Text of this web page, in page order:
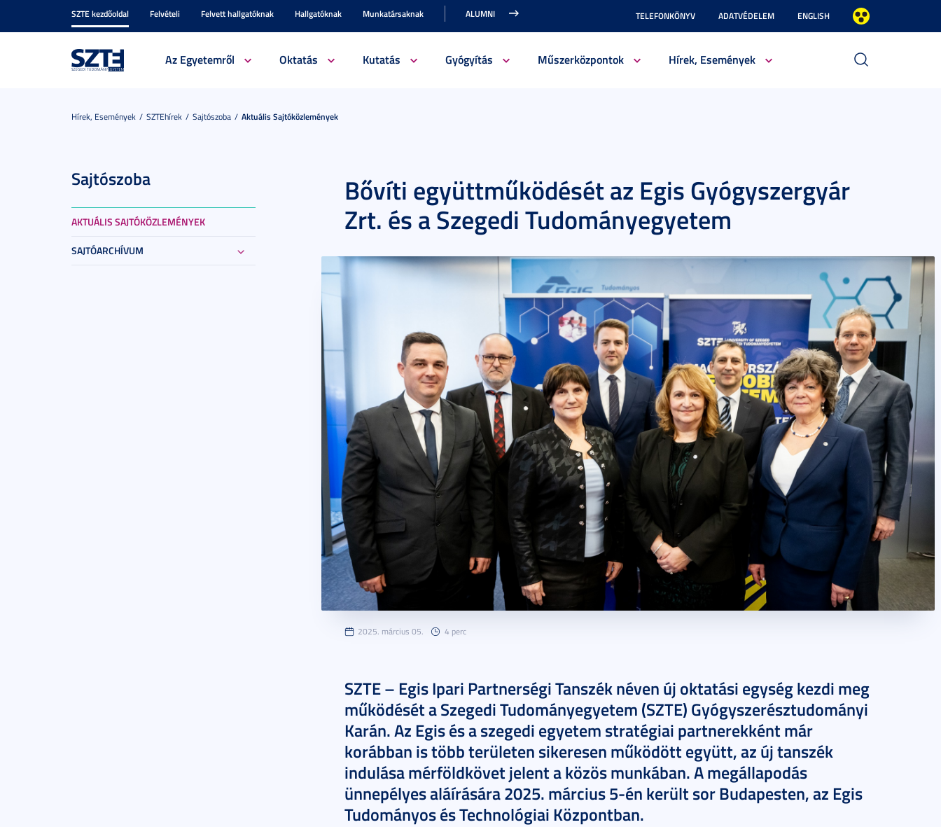
SZTE kezdőoldal Felvételi Felvett hallgatóknak Hallgatóknak Munkatársaknak ALUMNI TELEFONKÖNYV ADATVÉDELEM ENGLISH
Az Egyetemről Oktatás Kutatás Gyógyítás Műszerközpontok Hírek, Események
Hírek, Események SZTEhírek Sajtószoba Aktuális Sajtóközlemények
Sajtószoba
AKTUÁLIS SAJTÓKÖZLEMÉNYEK
SAJTÓARCHÍVUM
Bővíti együttműködését az Egis Gyógyszergyár
Zrt. és a Szegedi Tudományegyetem
2025. március 05. 4 perc
SZTE – Egis Ipari Partnerségi Tanszék néven új oktatási egység kezdi meg
működését a Szegedi Tudományegyetem (SZTE) Gyógyszerésztudományi
Karán. Az Egis és a szegedi egyetem stratégiai partnerekként már
korábban is több területen sikeresen működött együtt, az új tanszék
indulása mérföldkövet jelent a közös munkában. A megállapodás
ünnepélyes aláírására 2025. március 5-én került sor Budapesten, az Egis
Tudományos és Technológiai Központban.